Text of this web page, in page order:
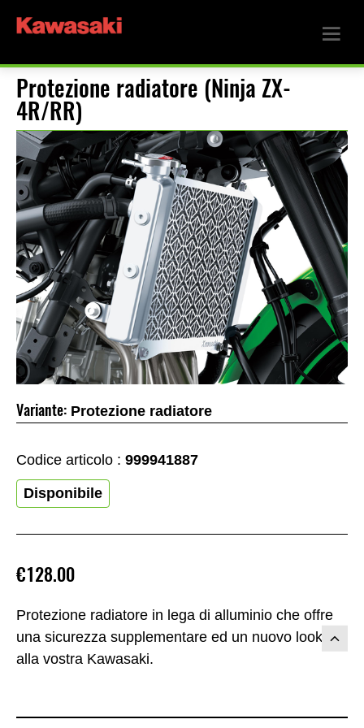
Protezione radiatore (Ninja ZX-
4R/RR)
Protezione radiatore in lega di alluminio che offre
una sicurezza supplementare ed un nuovo look
alla vostra Kawasaki.
€128.00
Variante: Protezione radiatore
Codice articolo : 999941887
Disponibile